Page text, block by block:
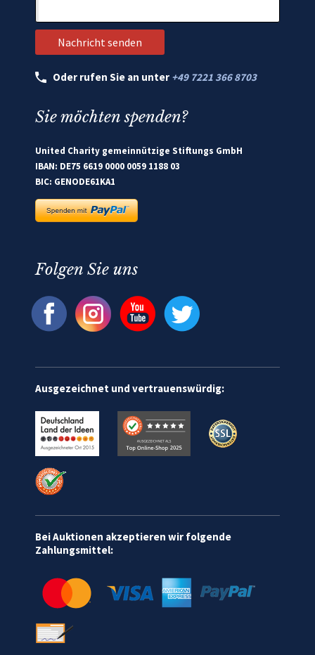
Oder rufen Sie an unter +49 7221 366 8703
Sie möchten spenden?
United Charity gemeinnützige Stiftungs GmbH
IBAN: DE75 6619 0000 0059 1188 03
BIC: GENODE61KA1
Folgen Sie uns
Ausgezeichnet und vertrauenswürdig:
Bei Auktionen akzeptieren wir folgende
Zahlungsmittel: